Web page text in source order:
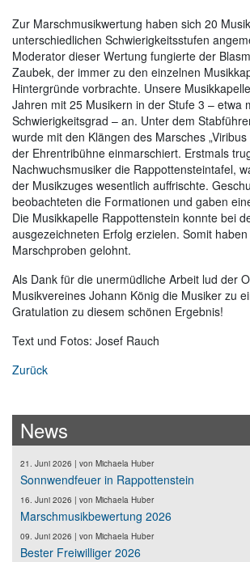
Zur Marschmusikwertung haben sich 20
unterschiedlichen Schwierigkeitsstufen
Moderator dieser Wertung fungierte der
Zaubek, der immer zu den einzelnen
Hintergründe vorbrachte. Unsere
Jahren mit 25 Musikern in der Stufe 3 – etwa
Schwierigkeitsgrad – an. Unter dem
wurde mit den Klängen des Marsches
der Ehrentribühne einmarschiert. Erstmals
Nachwuchsmusiker die Rappottensteintafel,
der Musikzuges wesentlich auffrischte.
beobachteten die Formationen und gaben
Die Musikkapelle Rappottenstein konnte bei
ausgezeichneten Erfolg erzielen. Somit
Marschproben gelohnt.
Als Dank für die unermüdliche Arbeit lud der
Musikvereines Johann König die Musiker zu
Gratulation zu diesem schönen Ergebnis!
Text und Fotos: Josef Rauch
Zurück
News
21. Juni 2026 | von Michaela Huber
Sonnwendfeuer in Rappottenstein
16. Juni 2026 | von Michaela Huber
Marschmusikbewertung 2026
09. Juni 2026 | von Michaela Huber
Bester Freiwilliger 2026